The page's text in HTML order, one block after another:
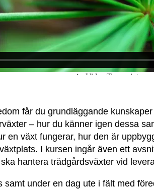
får du grundläggande
– hur du känner igen dessa
en växt fungerar, hur den är
I kursen ingår även ett
hantera trädgårdsväxter vid
samt under en dag ute i fält med